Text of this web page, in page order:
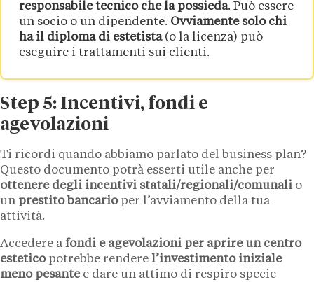
responsabile tecnico che la possieda. Può essere
un socio o un dipendente. Ovviamente solo chi
ha il diploma di estetista(o la licenza) può
eseguire i trattamenti sui clienti.
Step 5: Incentivi, fondi e
agevolazioni
Ti ricordi quando abbiamo parlato del business plan?
Questo documento potrà esserti utile anche per
ottenere degli incentivi statali/regionali/comunali o
un prestito bancario per l’avviamento della tua
attività.
Accedere a fondi e agevolazioni per aprire un centro
esteticopotrebbe rendere l’investimento iniziale
meno pesantee dare un attimo di respiro specie